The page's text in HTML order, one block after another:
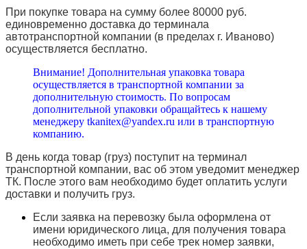
При покупке товара на сумму более 80000 руб.
единовременно доставка до терминала
автотранспортной компании (в пределах г. Иваново)
осуществляется бесплатно.
Внимание! Дополнительная упаковка товара
осуществляется в транспортной компании за
дополнительную стоимость. По вопросам
дополнительной упаковки обращайтесь к нашему
менеджеру tkanitex@yandex.ru или в транспортную
компанию.
В день когда товар (груз) поступит на терминал
транспортной компании, вас об этом уведомит менеджер
ТК. После этого вам необходимо будет оплатить услуги
доставки и получить груз.
Если заявка на перевозку была оформлена от
имени юридического лица, для получения товара
необходимо иметь при себе трек номер заявки,